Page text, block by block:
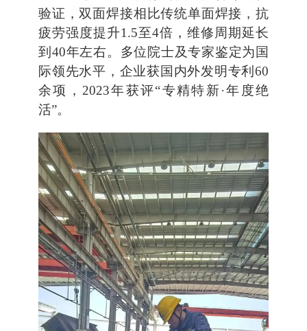
验证，双面焊接相比传统单面焊接，抗
疲劳强度提升1.5至4倍，维修周期延长
到40年左右。多位院士及专家鉴定为国
际领先水平，企业获国内外发明专利60
余项，2023年获评“专精特新·年度绝
活”。